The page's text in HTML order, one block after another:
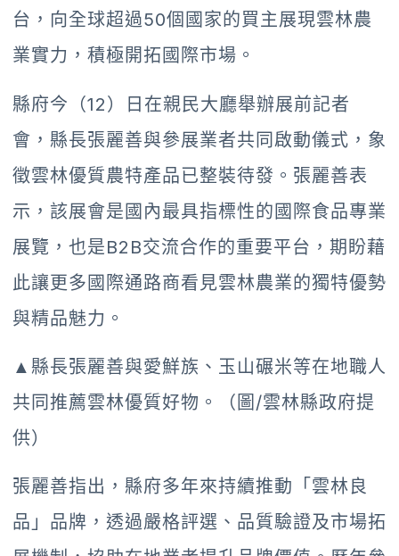
台，向全球超過50個國家的買主展現雲林農
業實力，積極開拓國際市場。
縣府今（12）日在親民大廳舉辦展前記者
會，縣長張麗善與參展業者共同啟動儀式，象
徵雲林優質農特產品已整裝待發。張麗善表
示，該展會是國內最具指標性的國際食品專業
展覽，也是B2B交流合作的重要平台，期盼藉
此讓更多國際通路商看見雲林農業的獨特優勢
與精品魅力。
▲縣長張麗善與愛鮮族、玉山碾米等在地職人
共同推薦雲林優質好物。（圖/雲林縣政府提
供）
張麗善指出，縣府多年來持續推動「雲林良
品」品牌，透過嚴格評選、品質驗證及市場拓